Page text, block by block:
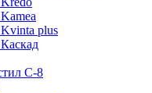
plus
C-8